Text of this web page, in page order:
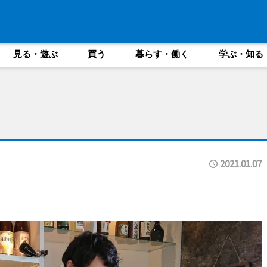
見る・遊ぶ 買う 暮らす・働く 学ぶ・知る
2021.01.07